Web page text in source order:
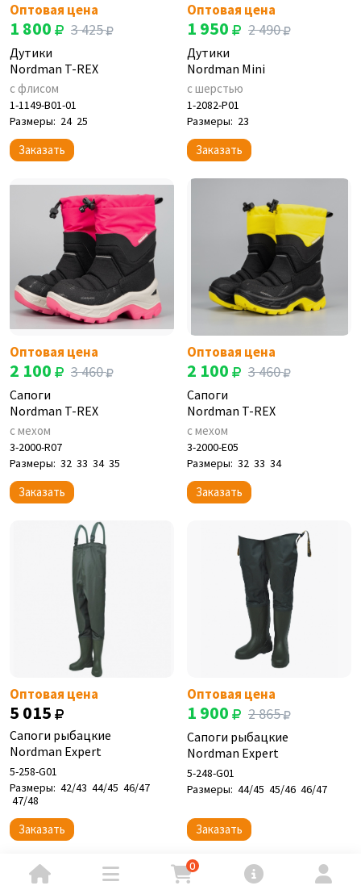
Оптовая цена
1 800 3 425
Дутики
Nordman T-REX
с флисом
1-1149-B01-01
Размеры: 24 25
Заказать
Оптовая цена
1 950 2 490
Дутики
Nordman Mini
с шерстью
1-2082-P01
Размеры: 23
Заказать
Оптовая цена
2 100 3 460
Сапоги
Nordman T-REX
с мехом
3-2000-R07
Размеры: 32 33 34 35
Заказать
Оптовая цена
2 100 3 460
Сапоги
Nordman T-REX
с мехом
3-2000-E05
Размеры: 32 33 34
Заказать
Оптовая цена
5 015
Сапоги рыбацкие
Nordman Expert
5-258-G01
Размеры: 42/43 44/45 46/47
47/48
Заказать
Оптовая цена
1 900 2 865
Сапоги рыбацкие
Nordman Expert
5-248-G01
Размеры: 44/45 45/46 46/47
Заказать
0